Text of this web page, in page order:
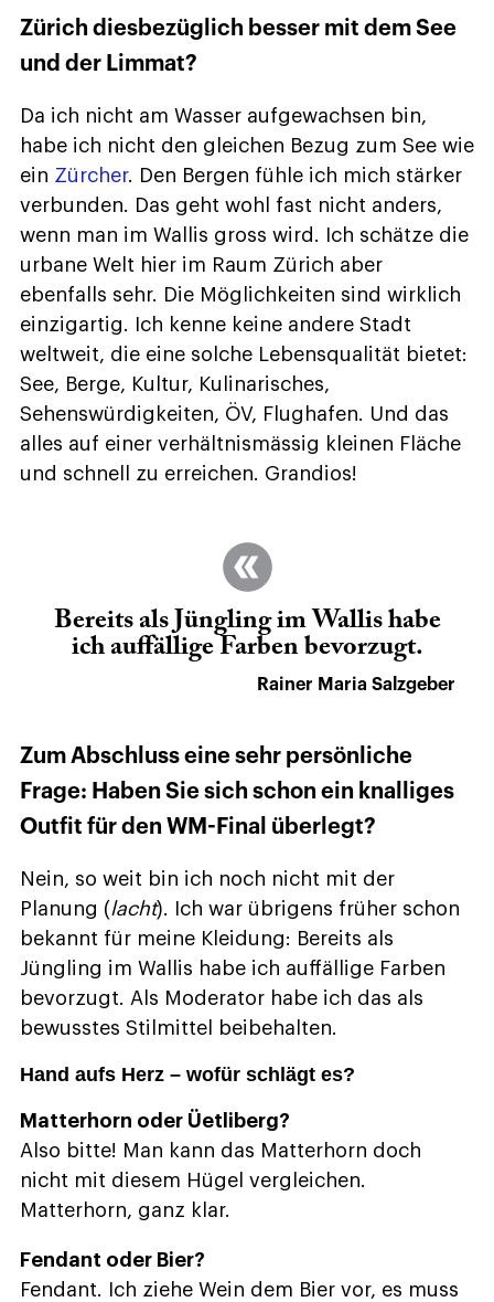
Zürich diesbezüglich besser mit dem See
und der Limmat?
Da ich nicht am Wasser aufgewachsen bin,
habe ich nicht den gleichen Bezug zum See wie
ein Zürcher. Den Bergen fühle ich mich stärker
verbunden. Das geht wohl fast nicht anders,
wenn man im Wallis gross wird. Ich schätze die
urbane Welt hier im Raum Zürich aber
ebenfalls sehr. Die Möglichkeiten sind wirklich
einzigartig. Ich kenne keine andere Stadt
weltweit, die eine solche Lebensqualität bietet:
See, Berge, Kultur, Kulinarisches,
Sehenswürdigkeiten, ÖV, Flughafen. Und das
alles auf einer verhältnismässig kleinen Fläche
und schnell zu erreichen. Grandios!
Bereits als Jüngling im Wallis habe
ich auffällige Farben bevorzugt.
Rainer Maria Salzgeber
Zum Abschluss eine sehr persönliche
Frage: Haben Sie sich schon ein knalliges
Outfit für den WM-Final überlegt?
Nein, so weit bin ich noch nicht mit der
Planung (lacht). Ich war übrigens früher schon
bekannt für meine Kleidung: Bereits als
Jüngling im Wallis habe ich auffällige Farben
bevorzugt. Als Moderator habe ich das als
bewusstes Stilmittel beibehalten.
Hand aufs Herz – wofür schlägt es?
Matterhorn oder Üetliberg?
Also bitte! Man kann das Matterhorn doch
nicht mit diesem Hügel vergleichen.
Matterhorn, ganz klar.
Fendant oder Bier?
Fendant. Ich ziehe Wein dem Bier vor, es muss